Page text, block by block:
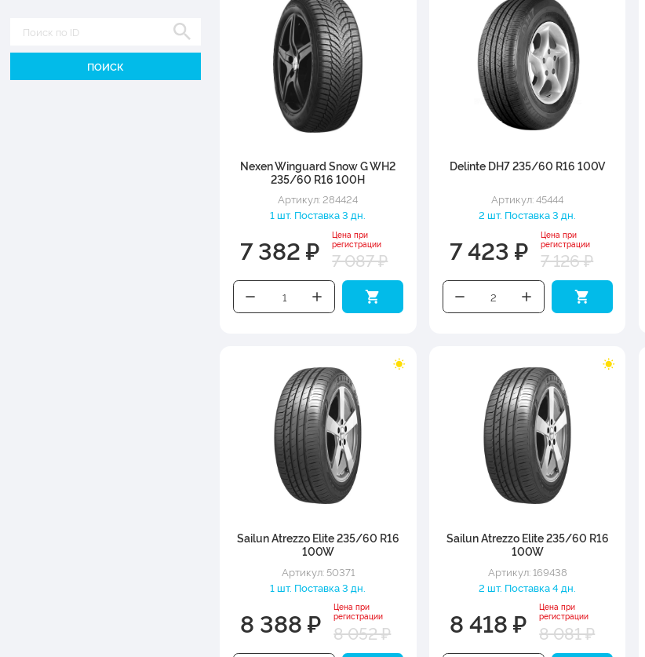
Диаметр
Nexen Winguard Snow G WH2
235/60 R16 100H
Артикул: 284424
1 шт. Поставка 3 дн.
7 382 ₽
Цена при
регистрации
7 087 ₽
Delinte DH7 235/60 R16 100V
Артикул: 45444
2 шт. Поставка 3 дн.
7 423 ₽
Цена при
регистрации
7 126 ₽
Sailun Atrezzo Elite 235/60 R16
100W
Артикул: 50371
1 шт. Поставка 3 дн.
8 388 ₽
Цена при
регистрации
8 052 ₽
Sailun Atrezzo Elite 235/60 R16
100W
Артикул: 169438
2 шт. Поставка 4 дн.
8 418 ₽
Цена при
регистрации
8 081 ₽